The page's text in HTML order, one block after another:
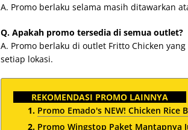
A. Promo berlaku selama masih ditawarkan
Q. Apakah promo tersedia di semua outlet?
A. Promo berlaku di outlet Fritto Chicken
setiap lokasi.
REKOMENDASI PROMO LAINNYA
Promo Emado's NEW! Chicken Rice
Promo Wingstop Paket Mantapnya